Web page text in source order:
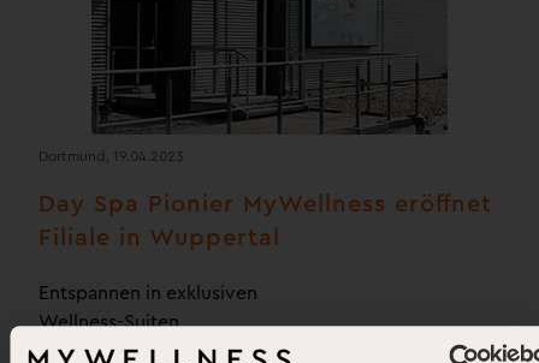
Dortmund, 19.04.2023
Day Spa Pionier MyWellness eröffnet
Filiale in Wuppertal
Entspannen in exklusiven
Wellness-Suiten